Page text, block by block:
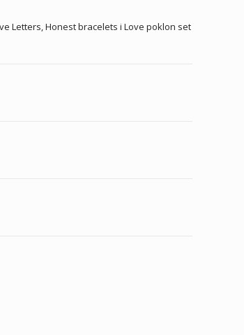
Letters, Honest bracelets i Love poklon set